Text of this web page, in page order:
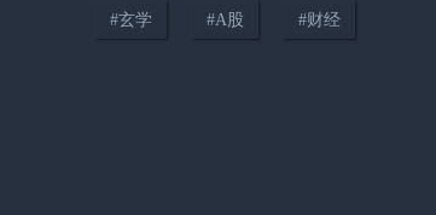
#玄学 #A股 #财经